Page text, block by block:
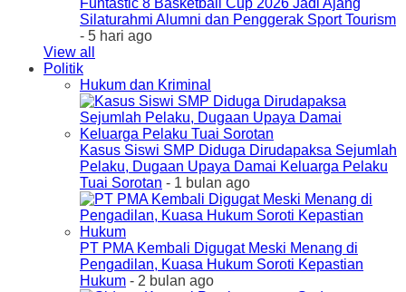
Funtastic 8 Basketball Cup 2026 Jadi Ajang
Silaturahmi Alumni dan Penggerak Sport Tourism
- 5 hari ago
View all
Politik
Hukum dan Kriminal
Kasus Siswi SMP Diduga Dirudapaksa Sejumlah
Pelaku, Dugaan Upaya Damai Keluarga Pelaku
Tuai Sorotan - 1 bulan ago
PT PMA Kembali Digugat Meski Menang di
Pengadilan, Kuasa Hukum Soroti Kepastian
Hukum - 2 bulan ago